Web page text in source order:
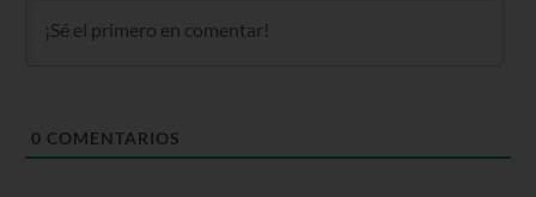
0 COMENTARIOS